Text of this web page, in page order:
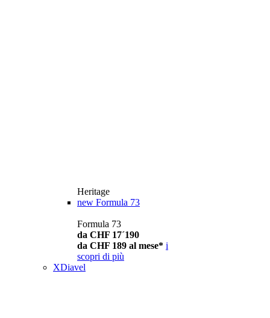
Heritage
new Formula 73
Formula 73
da CHF 17´190
da CHF 189 al mese* i
scopri di più
XDiavel